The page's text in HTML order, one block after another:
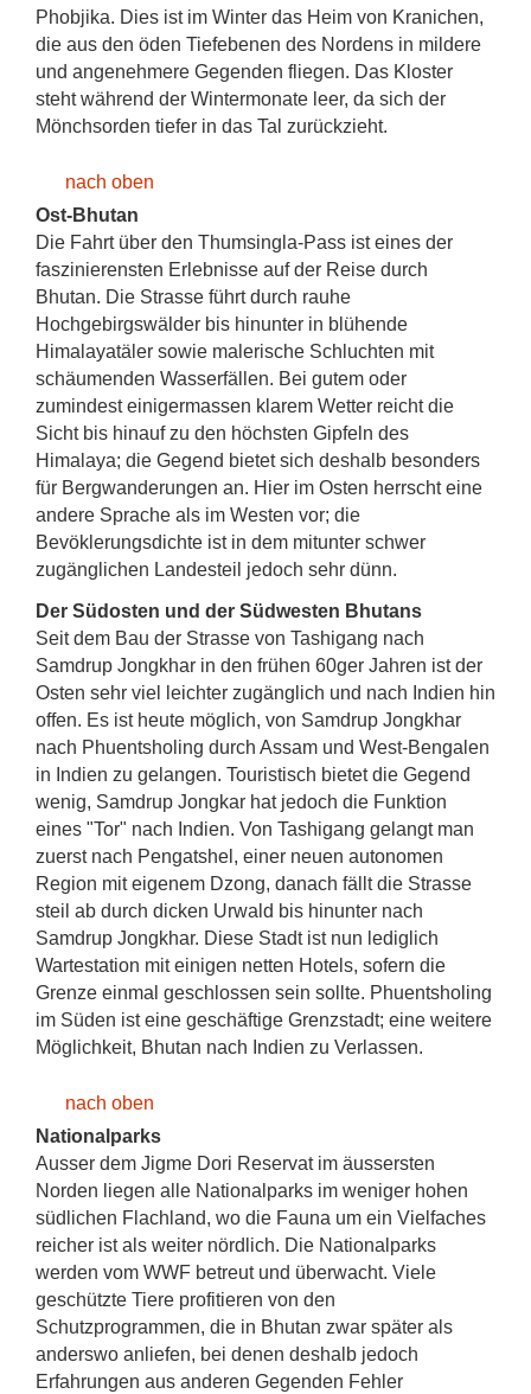
Phobjika. Dies ist im Winter das Heim von Kranichen,
die aus den öden Tiefebenen des Nordens in mildere
und angenehmere Gegenden fliegen. Das Kloster
steht während der Wintermonate leer, da sich der
Mönchsorden tiefer in das Tal zurückzieht.
nach oben
Ost-Bhutan
Die Fahrt über den Thumsingla-Pass ist eines der
faszinierensten Erlebnisse auf der Reise durch
Bhutan. Die Strasse führt durch rauhe
Hochgebirgswälder bis hinunter in blühende
Himalayatäler sowie malerische Schluchten mit
schäumenden Wasserfällen. Bei gutem oder
zumindest einigermassen klarem Wetter reicht die
Sicht bis hinauf zu den höchsten Gipfeln des
Himalaya; die Gegend bietet sich deshalb besonders
für Bergwanderungen an. Hier im Osten herrscht eine
andere Sprache als im Westen vor; die
Bevöklerungsdichte ist in dem mitunter schwer
zugänglichen Landesteil jedoch sehr dünn.
Der Südosten und der Südwesten Bhutans
Seit dem Bau der Strasse von Tashigang nach
Samdrup Jongkhar in den frühen 60ger Jahren ist der
Osten sehr viel leichter zugänglich und nach Indien hin
offen. Es ist heute möglich, von Samdrup Jongkhar
nach Phuentsholing durch Assam und West-Bengalen
in Indien zu gelangen. Touristisch bietet die Gegend
wenig, Samdrup Jongkar hat jedoch die Funktion
eines "Tor" nach Indien. Von Tashigang gelangt man
zuerst nach Pengatshel, einer neuen autonomen
Region mit eigenem Dzong, danach fällt die Strasse
steil ab durch dicken Urwald bis hinunter nach
Samdrup Jongkhar. Diese Stadt ist nun lediglich
Wartestation mit einigen netten Hotels, sofern die
Grenze einmal geschlossen sein sollte. Phuentsholing
im Süden ist eine geschäftige Grenzstadt; eine weitere
Möglichkeit, Bhutan nach Indien zu Verlassen.
nach oben
Nationalparks
Ausser dem Jigme Dori Reservat im äussersten
Norden liegen alle Nationalparks im weniger hohen
südlichen Flachland, wo die Fauna um ein Vielfaches
reicher ist als weiter nördlich. Die Nationalparks
werden vom WWF betreut und überwacht. Viele
geschützte Tiere profitieren von den
Schutzprogrammen, die in Bhutan zwar später als
anderswo anliefen, bei denen deshalb jedoch
Erfahrungen aus anderen Gegenden Fehler